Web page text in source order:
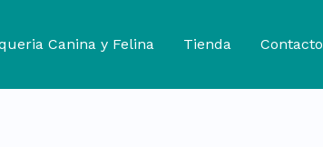
Canina y Felina Tienda Contacto